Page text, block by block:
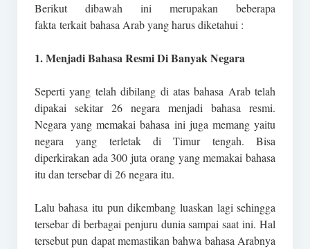
Berikut dibawah ini merupakan beberapa
fakta terkait bahasa Arab yang harus diketahui :
1. Menjadi Bahasa Resmi Di Banyak Negara
Seperti yang telah dibilang di atas bahasa Arab telah
dipakai sekitar 26 negara menjadi bahasa resmi.
Negara yang memakai bahasa ini juga memang yaitu
negara yang terletak di Timur tengah. Bisa
diperkirakan ada 300 juta orang yang memakai bahasa
itu dan tersebar di 26 negara itu.
Lalu bahasa itu pun dikembang luaskan lagi sehingga
tersebar di berbagai penjuru dunia sampai saat ini. Hal
tersebut pun dapat memastikan bahwa bahasa Arabnya